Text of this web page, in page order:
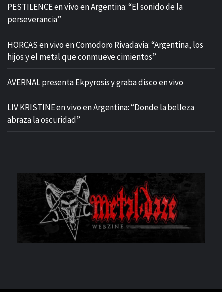
PESTILENCE en vivo en Argentina: “El sonido de la
perseverancia”
HORCAS en vivo en Comodoro Rivadavia: “Argentina, los
hijos y el metal que conmueve cimientos”
AVERNAL presenta Ekpyrosis y graba disco en vivo
LIV KRISTINE en vivo en Argentina: “Donde la belleza
abraza la oscuridad”